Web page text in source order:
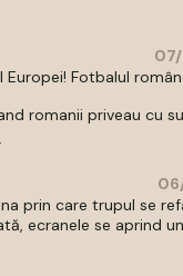
Europei! Fotbalul
romanii priveau cu
prin care trupul se
ecranele se aprind